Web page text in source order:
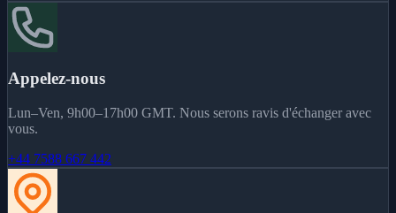
Appelez-nous
Lun–Ven, 9h00–17h00 GMT. Nous serons ravis d'échanger avec
vous.
+44 7588 667 442